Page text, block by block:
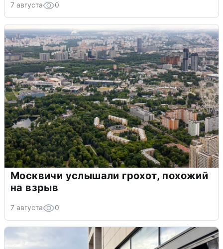
7 августа 0
Москвичи услышали грохот, похожий
на взрыв
7 августа 0